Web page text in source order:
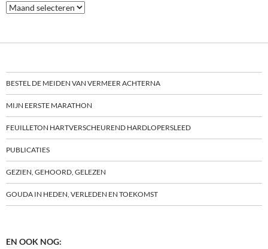
Eerder
verschenen
BESTEL DE MEIDEN VAN VERMEER ACHTERNA
MIJN EERSTE MARATHON
FEUILLETON HARTVERSCHEUREND HARDLOPERSLEED
PUBLICATIES
GEZIEN, GEHOORD, GELEZEN
GOUDA IN HEDEN, VERLEDEN EN TOEKOMST
EN OOK NOG: